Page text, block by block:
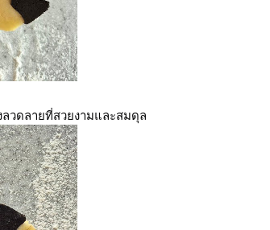
วดลายที่สวยงามและสมดุล